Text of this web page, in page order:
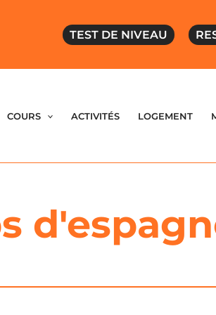
TEST DE NIVEAU
COURS ACTIVITÉS LOGEMENT